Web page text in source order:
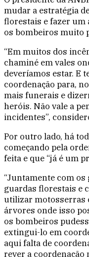
mudar a estratégia
florestais e fazer um
os bombeiros muito
“Em muitos dos
chaminé em vales
deveríamos estar. E
coordenação para,
mais funerais e
heróis. Não vale a
incidentes”,
Por outro lado, há
começando pela
feita e que “já é um
“Juntamente com
guardas florestais e
utilizar motosserras
árvores onde isso
os bombeiros
extingui-lo em
aqui falta de
rever a